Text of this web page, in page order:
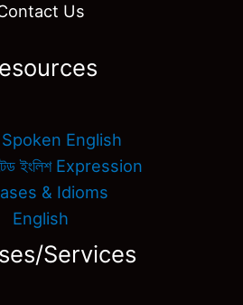
Us
English
ইংলিশ Expression
& Idioms
English
Services